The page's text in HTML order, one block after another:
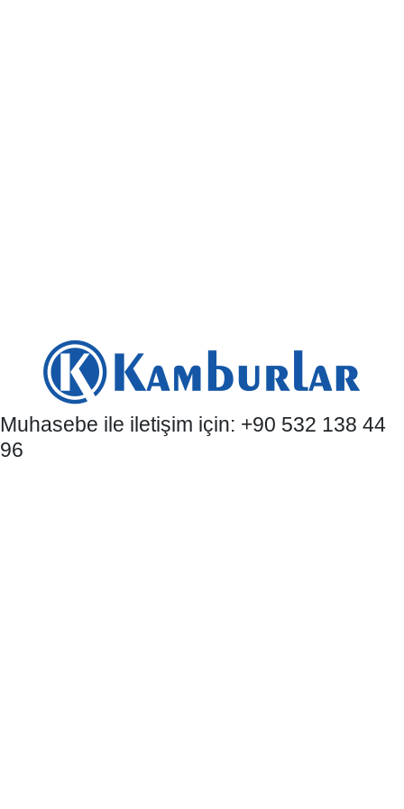
Muhasebe ile iletişim için: +90 532 138 44
96